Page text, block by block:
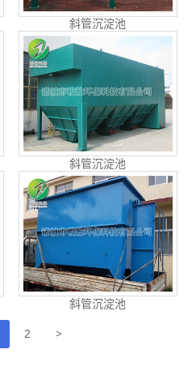
斜管沉淀池
斜管沉淀池
斜管沉淀池
2 >